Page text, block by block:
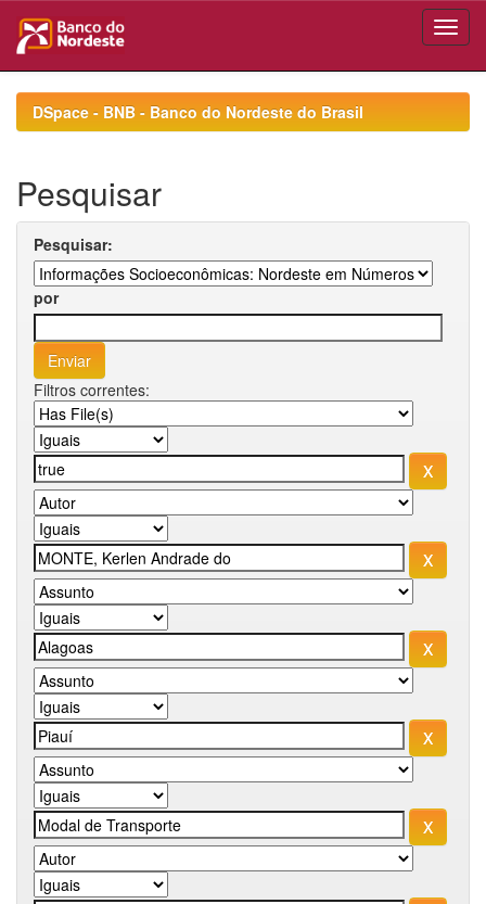
navigationDSpace - BNB - Banco do Nordeste do Brasil
Pesquisar
Pesquisar:
por
Filtros correntes: